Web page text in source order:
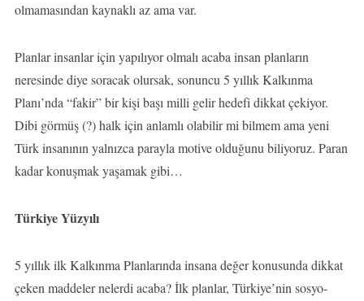
olmamasından kaynaklı az ama var.
Planlar insanlar için yapılıyor olmalı acaba insan planların
neresinde diye soracak olursak, sonuncu 5 yıllık Kalkınma
Planı’nda “fakir” bir kişi başı milli gelir hedefi dikkat çekiyor.
Dibi görmüş (?) halk için anlamlı olabilir mi bilmem ama yeni
Türk insanının yalnızca parayla motive olduğunu biliyoruz. Paran
kadar konuşmak yaşamak gibi…
Türkiye Yüzyılı
5 yıllık ilk Kalkınma Planlarında insana değer konusunda dikkat
çeken maddeler nelerdi acaba? İlk planlar, Türkiye’nin sosyo-